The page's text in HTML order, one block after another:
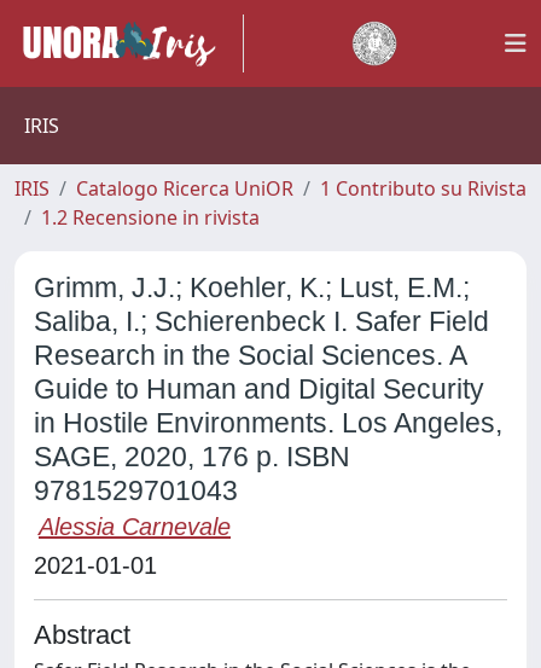
IRIS
IRIS Catalogo Ricerca UniOR
1 Contributo su Rivista
1.2 Recensione in rivista
Grimm, J.J.; Koehler, K.; Lust, E.M.;
Saliba, I.; Schierenbeck I. Safer Field
Research in the Social Sciences. A
Guide to Human and Digital Security
in Hostile Environments. Los Angeles,
SAGE, 2020, 176 p. ISBN
9781529701043
Alessia Carnevale
2021-01-01
Abstract